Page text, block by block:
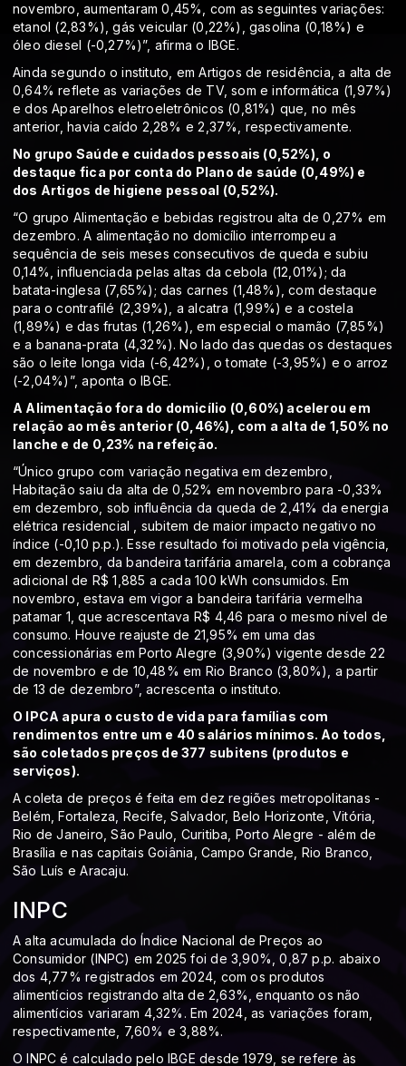
novembro, aumentaram 0,45%, com as seguintes variações:
etanol (2,83%), gás veicular (0,22%), gasolina (0,18%) e
óleo diesel (-0,27%)”, afirma o IBGE.
Ainda segundo o instituto, em Artigos de residência, a alta de
0,64% reflete as variações de TV, som e informática (1,97%)
e dos Aparelhos eletroeletrônicos (0,81%) que, no mês
anterior, havia caído 2,28% e 2,37%, respectivamente.
No grupo Saúde e cuidados pessoais (0,52%), o
destaque fica por conta do Plano de saúde (0,49%) e
dos Artigos de higiene pessoal (0,52%).
“O grupo Alimentação e bebidas registrou alta de 0,27% em
dezembro. A alimentação no domicílio interrompeu a
sequência de seis meses consecutivos de queda e subiu
0,14%, influenciada pelas altas da cebola (12,01%); da
batata-inglesa (7,65%); das carnes (1,48%), com destaque
para o contrafilé (2,39%), a alcatra (1,99%) e a costela
(1,89%) e das frutas (1,26%), em especial o mamão (7,85%)
e a banana-prata (4,32%). No lado das quedas os destaques
são o leite longa vida (-6,42%), o tomate (-3,95%) e o arroz
(-2,04%)”, aponta o IBGE.
A Alimentação fora do domicílio (0,60%) acelerou em
relação ao mês anterior (0,46%), com a alta de 1,50% no
lanche e de 0,23% na refeição.
“Único grupo com variação negativa em dezembro,
Habitação saiu da alta de 0,52% em novembro para -0,33%
em dezembro, sob influência da queda de 2,41% da energia
elétrica residencial , subitem de maior impacto negativo no
índice (-0,10 p.p.). Esse resultado foi motivado pela vigência,
em dezembro, da bandeira tarifária amarela, com a cobrança
adicional de R$ 1,885 a cada 100 kWh consumidos. Em
novembro, estava em vigor a bandeira tarifária vermelha
patamar 1, que acrescentava R$ 4,46 para o mesmo nível de
consumo. Houve reajuste de 21,95% em uma das
concessionárias em Porto Alegre (3,90%) vigente desde 22
de novembro e de 10,48% em Rio Branco (3,80%), a partir
de 13 de dezembro”, acrescenta o instituto.
O IPCA apura o custo de vida para famílias com
rendimentos entre um e 40 salários mínimos. Ao todos,
são coletados preços de 377 subitens (produtos e
serviços).
A coleta de preços é feita em dez regiões metropolitanas -
Belém, Fortaleza, Recife, Salvador, Belo Horizonte, Vitória,
Rio de Janeiro, São Paulo, Curitiba, Porto Alegre - além de
Brasília e nas capitais Goiânia, Campo Grande, Rio Branco,
São Luís e Aracaju.
INPC
A alta acumulada do Índice Nacional de Preços ao
Consumidor (INPC) em 2025 foi de 3,90%, 0,87 p.p. abaixo
dos 4,77% registrados em 2024, com os produtos
alimentícios registrando alta de 2,63%, enquanto os não
alimentícios variaram 4,32%. Em 2024, as variações foram,
respectivamente, 7,60% e 3,88%.
O INPC é calculado pelo IBGE desde 1979, se refere às